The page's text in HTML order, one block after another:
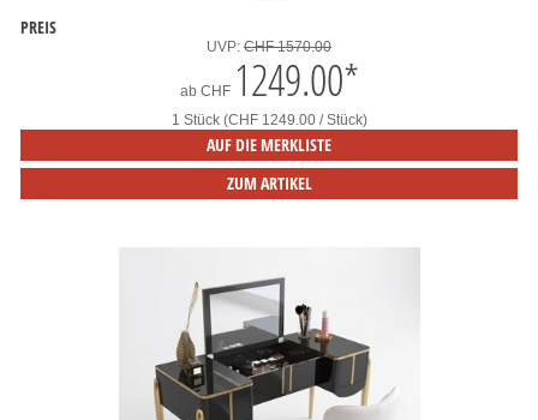
PREIS
UVP: CHF 1570.00
ab CHF 1249.00*
1 Stück (CHF 1249.00 / Stück)
AUF DIE MERKLISTE
ZUM ARTIKEL